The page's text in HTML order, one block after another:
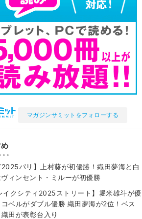
マガジンサミットをフォローする
2025パリ】上村葵が初優勝！織田夢海と白
ィンセント・ミルーが初優勝
イクシティ2025ストリート】堀米雄斗が優
ベルがダブル優勝 織田夢海が2位！ベス
田が表彰台入り